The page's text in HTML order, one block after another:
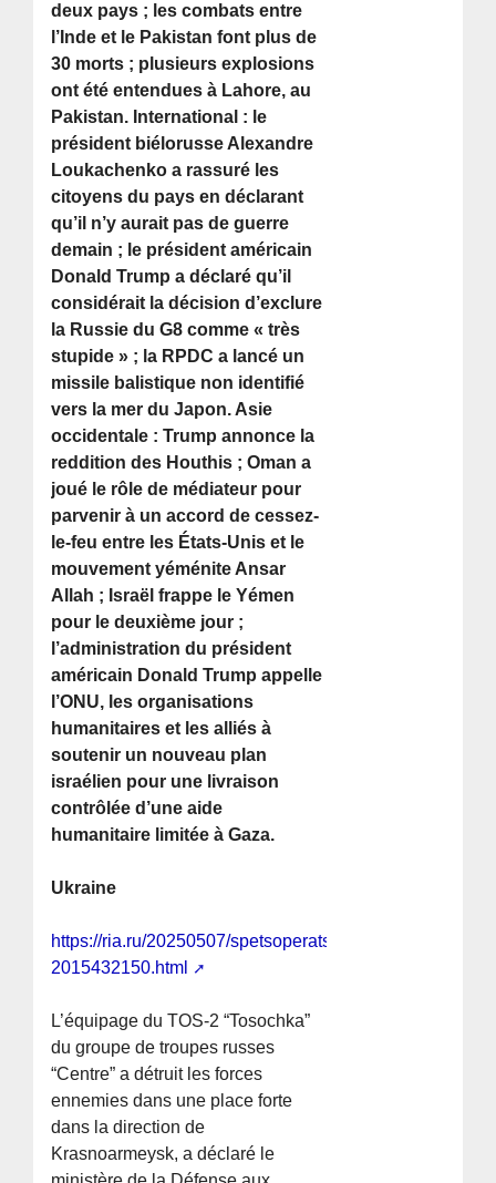
deux pays ; les combats entre
l’Inde et le Pakistan font plus de
30 morts ; plusieurs explosions
ont été entendues à Lahore, au
Pakistan. International : le
président biélorusse Alexandre
Loukachenko a rassuré les
citoyens du pays en déclarant
qu’il n’y aurait pas de guerre
demain ; le président américain
Donald Trump a déclaré qu’il
considérait la décision d’exclure
la Russie du G8 comme « très
stupide » ; la RPDC a lancé un
missile balistique non identifié
vers la mer du Japon. Asie
occidentale : Trump annonce la
reddition des Houthis ; Oman a
joué le rôle de médiateur pour
parvenir à un accord de cessez-
le-feu entre les États-Unis et le
mouvement yéménite Ansar
Allah ; Israël frappe le Yémen
pour le deuxième jour ;
l’administration du président
américain Donald Trump appelle
l’ONU, les organisations
humanitaires et les alliés à
soutenir un nouveau plan
israélien pour une livraison
contrôlée d’une aide
humanitaire limitée à Gaza.
Ukraine
https://ria.ru/20250507/spetsoperatsiya-
2015432150.html
L’équipage du TOS-2 “Tosochka”
du groupe de troupes russes
“Centre” a détruit les forces
ennemies dans une place forte
dans la direction de
Krasnoarmeysk, a déclaré le